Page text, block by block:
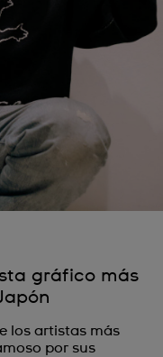
gráfico más
los artistas más
por sus